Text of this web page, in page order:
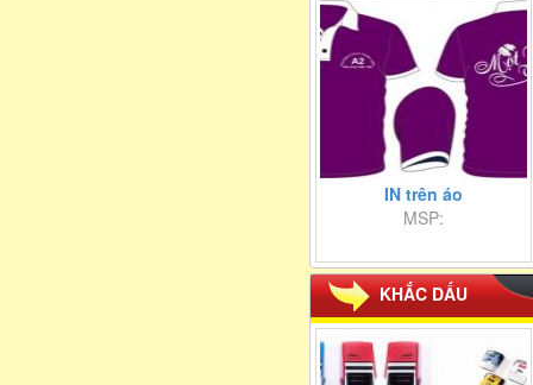
IN trên áo
MSP:
KHẮC DẤU